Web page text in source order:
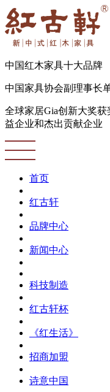
中国红木家具十大品
中国家具协会副理事长
全球家居Gia创新大奖
益企业和杰出贡献企业
首页
红古轩
品牌中心
新闻中心
科技制造
红古轩杯
《红生活》
招商加盟
诗意中国